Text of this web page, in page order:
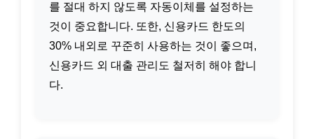
를 절대 하지 않도록 자동이체를 설정하는
것이 중요합니다. 또한, 신용카드 한도의
30% 내외로 꾸준히 사용하는 것이 좋으며,
신용카드 외 대출 관리도 철저히 해야 합니
다.